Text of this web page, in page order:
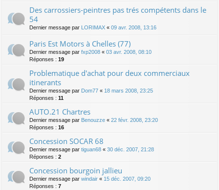
Des carrossiers-peintres pas trés compétents dans le
54
Dernier message par LORIMAX « 09 avr. 2008, 13:16
Paris Est Motors à Chelles (77)
Dernier message par fxp2008 « 03 avr. 2008, 08:10
Réponses : 19
Problematique d'achat pour deux commerciaux
itinerants
Dernier message par Dom77 « 18 mars 2008, 23:25
Réponses : 11
AUTO.21 Chartres
Dernier message par Benouzze « 22 févr. 2008, 23:20
Réponses : 16
Concession SOCAR 68
Dernier message par tiguan68 « 30 déc. 2007, 21:28
Réponses : 2
Concession bourgoin jallieu
Dernier message par windair « 15 déc. 2007, 09:20
Réponses : 7